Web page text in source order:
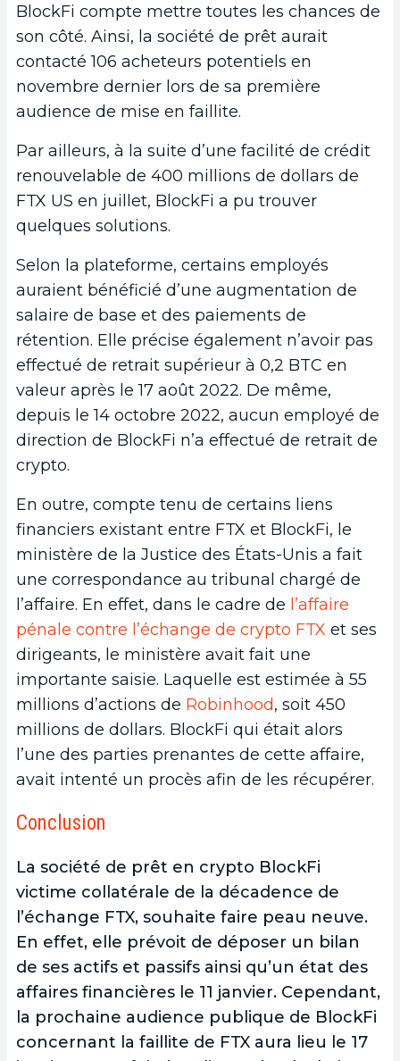
BlockFi compte mettre toutes les chances de
son côté. Ainsi, la société de prêt aurait
contacté 106 acheteurs potentiels en
novembre dernier lors de sa première
audience de mise en faillite.
Par ailleurs, à la suite d’une facilité de crédit
renouvelable de 400 millions de dollars de
FTX US en juillet, BlockFi a pu trouver
quelques solutions.
Selon la plateforme, certains employés
auraient bénéficié d’une augmentation de
salaire de base et des paiements de
rétention. Elle précise également n’avoir pas
effectué de retrait supérieur à 0,2 BTC en
valeur après le 17 août 2022. De même,
depuis le 14 octobre 2022, aucun employé de
direction de BlockFi n’a effectué de retrait de
crypto.
En outre, compte tenu de certains liens
financiers existant entre FTX et BlockFi, le
ministère de la Justice des États-Unis a fait
une correspondance au tribunal chargé de
l’affaire. En effet, dans le cadre de l’affaire
pénale contre l’échange de crypto FTX et ses
dirigeants, le ministère avait fait une
importante saisie. Laquelle est estimée à 55
millions d’actions de Robinhood, soit 450
millions de dollars. BlockFi qui était alors
l’une des parties prenantes de cette affaire,
avait intenté un procès afin de les récupérer.
Conclusion
La société de prêt en crypto BlockFi
victime collatérale de la décadence de
l’échange FTX, souhaite faire peau neuve.
En effet, elle prévoit de déposer un bilan
de ses actifs et passifs ainsi qu’un état des
affaires financières le 11 janvier. Cependant,
la prochaine audience publique de BlockFi
concernant la faillite de FTX aura lieu le 17